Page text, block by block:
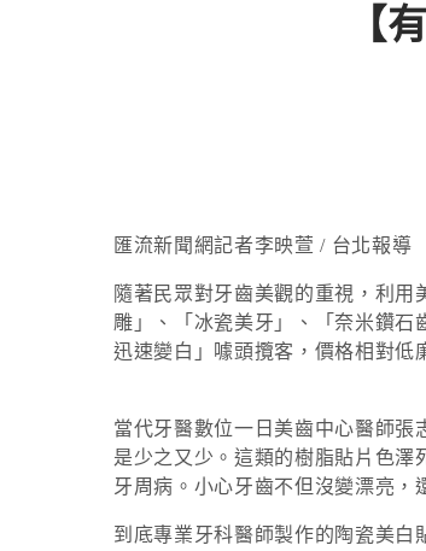
【
匯流新聞網記者李映萱 / 台北報導
隨著民眾對牙齒美觀的重視，利
雕」、「冰瓷美牙」、「奈米鑽石
迅速變白」噱頭攬客，價格相對低
當代牙醫數位一日美齒中心醫師
是少之又少。這類的樹脂貼片色澤
牙周病。小心牙齒不但沒變漂亮，
到底專業牙科醫師製作的陶瓷美白